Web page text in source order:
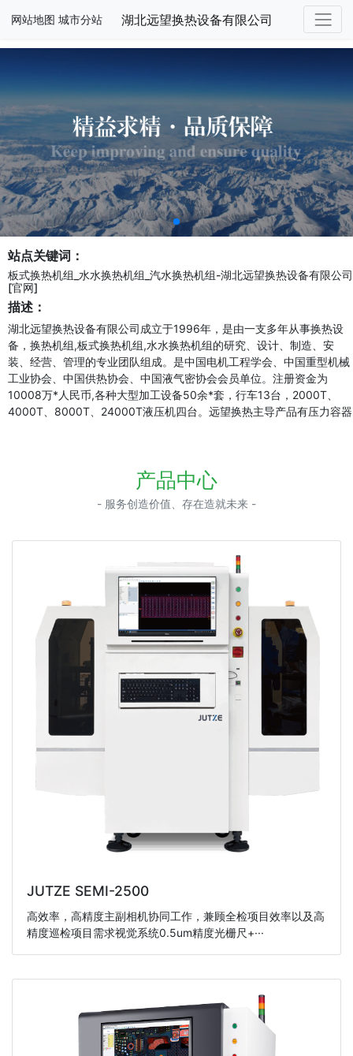
网站地图 城市分站 湖北远望换热设备有限公司
站点关键词：
板式换热机组_水水换热机组_汽水换热机组-湖北远望换热设备有限公司
[官网]
描述：
湖北远望换热设备有限公司成立于1996年，是由一支多年从事换热设
备，换热机组,板式换热机组,水水换热机组的研究、设计、制造、安
装、经营、管理的专业团队组成。是中国电机工程学会、中国重型机械
工业协会、中国供热协会、中国液气密协会会员单位。注册资金为
10008万*人民币,各种大型加工设备50余*套，行车13台，2000T、
4000T、8000T、24000T液压机四台。远望换热主导产品有压力容器
产品中心
- 服务创造价值、存在造就未来 -
JUTZE SEMI-2500
高效率，高精度主副相机协同工作，兼顾全检项目效率以及高
精度巡检项目需求视觉系统0.5um精度光栅尺+···